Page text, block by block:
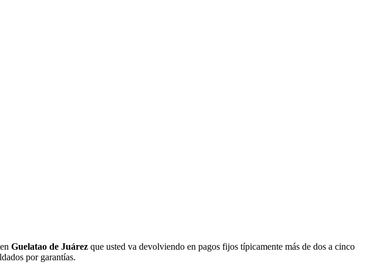
Guelatao de Juárez que usted va devolviendo en pagos fijos típicamente más de dos a cinco
por garantías.